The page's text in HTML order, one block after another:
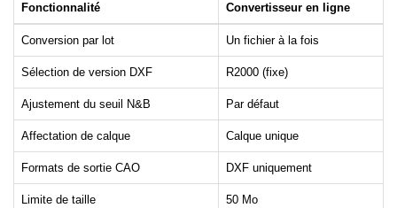
Fonctionnalité Convertisseur en ligne
Conversion par lot Un fichier à la fois
Sélection de version DXF R2000 (fixe)
Ajustement du seuil N&B Par défaut
Affectation de calque Calque unique
Formats de sortie CAO DXF uniquement
Limite de taille 50 Mo